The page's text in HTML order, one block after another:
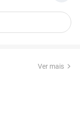
– isso representa
não
Ver mais